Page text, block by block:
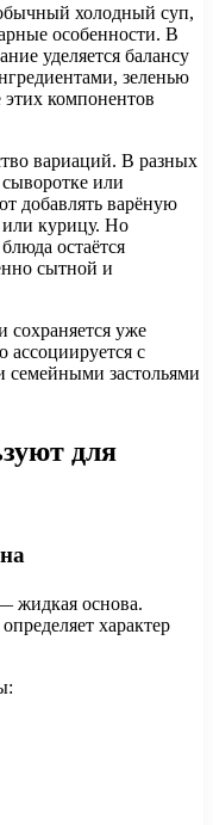
холодный суп,
особенности. В
уделяется балансу
зеленью
компонентов
вариаций. В разных
сыворотке или
добавлять варёную
или курицу. Но
остаётся
сытной и
сохраняется уже
ассоциируется с
застольями
для
жидкая основа.
характер